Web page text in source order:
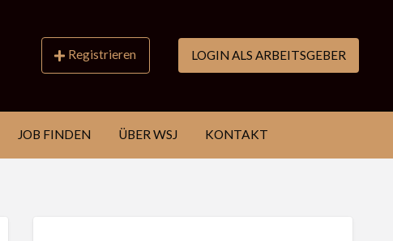
Registrieren LOGIN ALS ARBEITSGEBER
JOB FINDEN ÜBER WSJ KONTAKT